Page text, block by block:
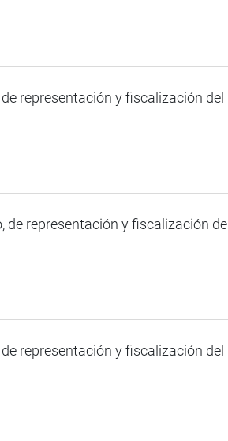
representación y fiscalización del
representación y fiscalización del
representación y fiscalización del